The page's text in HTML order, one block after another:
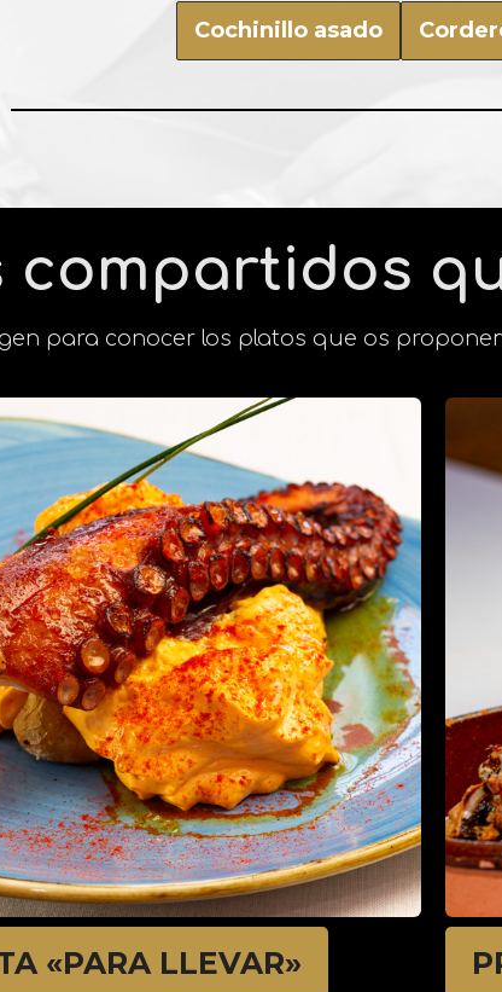
Cochinillo asado
compartidos
para conocer los platos que os
«PARA LLEVAR»